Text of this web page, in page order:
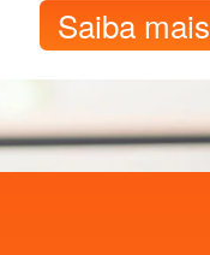
Saiba mais